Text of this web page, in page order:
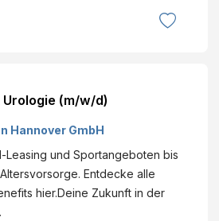
(m/w/d)
Hannover GmbH
Leasing und Sportangeboten bis
Entdecke alle
hier.Deine Zukunft in der